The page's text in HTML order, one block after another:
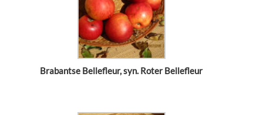
Brabantse Bellefleur, syn. Roter Bellefleur